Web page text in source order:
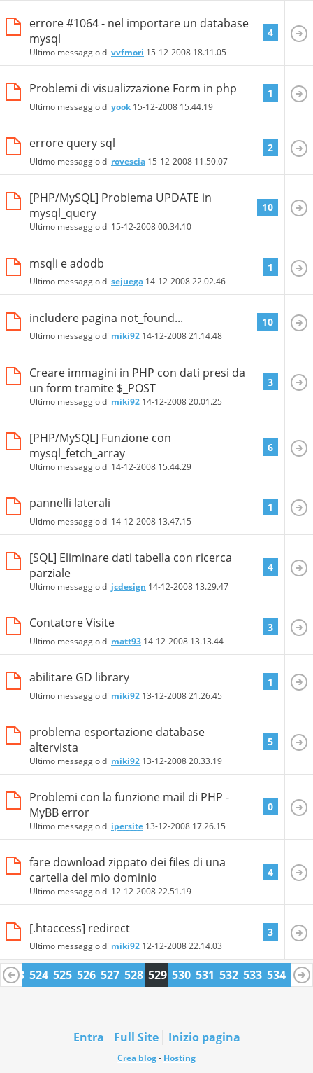
errore #1064 - nel importare un database
mysql
Ultimo messaggio di vvfmori 15-12-2008 18.11.05
4
Problemi di visualizzazione Form in php
Ultimo messaggio di yook 15-12-2008 15.44.19
1
errore query sql
Ultimo messaggio di rovescia 15-12-2008 11.50.07
2
[PHP/MySQL] Problema UPDATE in
mysql_query
Ultimo messaggio di 15-12-200800.34.10
10
msqli e adodb
Ultimo messaggio di sejuega 14-12-200822.02.46
1
includere pagina not_found...
Ultimo messaggio di miki92 14-12-200821.14.48
10
Creare immagini in PHP con dati presi da
un form tramite $_POST
Ultimo messaggio di miki92 14-12-200820.01.25
3
[PHP/MySQL] Funzione con
mysql_fetch_array
Ultimo messaggio di 14-12-2008 15.44.29
6
pannelli laterali
Ultimo messaggio di 14-12-2008 13.47.15
1
[SQL] Eliminare dati tabella con ricerca
parziale
Ultimo messaggio di jcdesign 14-12-2008 13.29.47
4
Contatore Visite
Ultimo messaggio di matt93 14-12-2008 13.13.44
3
abilitare GD library
Ultimo messaggio di miki92 13-12-200821.26.45
1
problema esportazione database
altervista
Ultimo messaggio di miki92 13-12-200820.33.19
5
Problemi con la funzione mail di PHP -
MyBB error
Ultimo messaggio di ipersite 13-12-2008 17.26.15
0
fare download zippato dei files di una
cartella del mio dominio
Ultimo messaggio di 12-12-200822.51.19
4
[.htaccess] redirect
Ultimo messaggio di miki92 12-12-200822.14.03
3
523 524 525 526 527 528 529 530 531 532 533 534 535
Entra Full Site Inizio pagina
Crea blog- Hosting